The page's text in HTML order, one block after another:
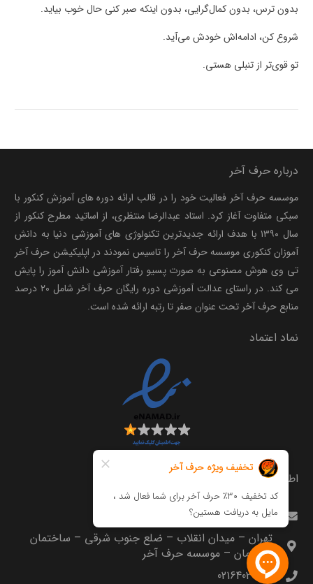
بدون ترس، بدون کمال‌گرایی، بدون اینکه صبر کنی حال خوب بیاید.
شروع کن، ادامه‌اش خودش می‌آید.
تو قوی‌تر از تنبلی هستی.
درباره حرف آخر
موسسه حرف آخر فعالیت خود را در قالب ارائه دوره های آموزش کنکور با
سبکی متفاوت آغاز کرد. استاد عبدالرضا منتظری، از اساتید مطرح کنکور از
سال ۱۳۹۰ با هدف ارائه جدیدترین تکنولوژی های آموزشی دنیا به دانش
آموزان کنکوری موسسه حرف آخر را تاسیس نمودند در اپلیکیشن حرف آخر
تی وی هوش مصنوعی به صورت پسیو رفتار آموزشی دانش آموز را پایش
می کند. در راستای عدالت آموزشی دوره رایگان حرف آخر شامل ۲۰ درصد
منابع حرف آخر تحت عنوان صفر تا رتبه ارائه شده است.
نماد اعتماد
اطلاعات تماس
info@harfeakhar.com
تهران – میدان انقلاب – ضلع جنوب شرقی – ساختمان
مترجمان – موسسه حرف آخر
02164035000